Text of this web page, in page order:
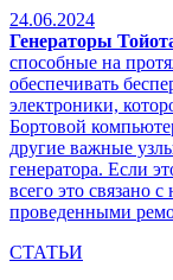
24.06.2024
Генераторы
способные на
обеспечивать
электроники,
Бортовой
другие важные
генератора. Если
всего это связано
проведенными
СТАТЬИ